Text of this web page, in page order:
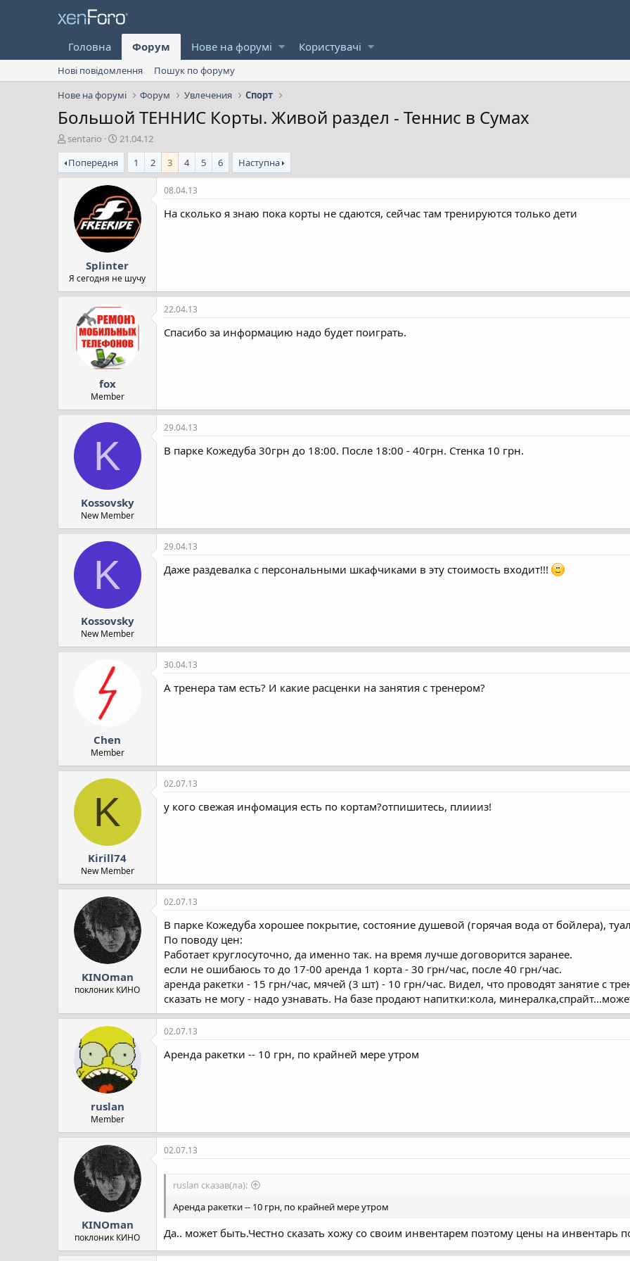
Головна Форум Нове на форумі Користувачі
Нові повідомлення
Пошук по форуму
Нове на форумі
Форум Увлечения Спорт
Большой ТЕННИС Корты. Живой раздел - Теннис в Сумах
А
в
т
о
sentario
Д
а
а
с
т
в
о
р
е
н
н
я
21.04.12
Попередня
1 2 3 4 5 6 Наступна
Splinter
Я сегодня не шучу
08.04.13
На сколько я знаю пока корты не сдаются, сейчас там тренируются только дети
fox
Member
22.04.13
Спасибо за информацию надо будет поиграть.
K
Kossovsky
New Member
29.04.13
В парке Кожедуба 30грн до 18:00. После 18:00 - 40грн. Стенка 10 грн.
K
Kossovsky
New Member
29.04.13
Даже раздевалка с персональными шкафчиками в эту стоимость входит!!!
Chen
Member
30.04.13
А тренера там есть? И какие расценки на занятия с тренером?
K
Kirill74
New Member
02.07.13
у кого свежая инфомация есть по кортам?отпишитесь, плиииз!
KINOman
поклоник КИНО
02.07.13
В парке Кожедуба хорошее покрытие, состояние душевой (горячая вода от бойлера),
По поводу цен:
Работает круглосуточно, да именно так. на время лучше договорится заранее.
если не ошибаюсь то до 17-00 аренда 1 корта - 30 грн/час, после 40 грн/час.
аренда ракетки - 15 грн/час, мячей (3 шт) - 10 грн/час. Видел, что проводят занятие с
сказать не могу - надо узнавать. На базе продают напитки:кола,
ruslan
Member
02.07.13
Аренда ракетки -- 10 грн, по крайней мере утром
KINOman
поклоник КИНО
02.07.13
ruslan сказав(ла):
Аренда ракетки -- 10 грн, по крайней мере утром
Да.. может быть.Честно сказать хожу со своим инвентарем поэтому цены на инвентарь